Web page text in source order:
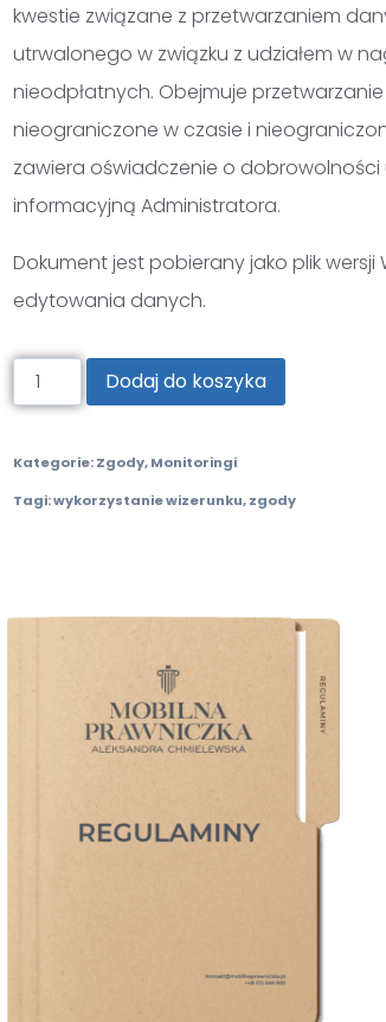
kwestie związane z przetwarzaniem
utrwalonego w związku z udziałem w
nieodpłatnych. Obejmuje
nieograniczone w czasie i
zawiera oświadczenie o
informacyjną Administratora.
Dokument jest pobierany jako plik wersji
edytowania danych.
Dodaj do koszyka
Kategorie:Zgody,Monitoringi
Tagi:wykorzystanie wizerunku,zgody